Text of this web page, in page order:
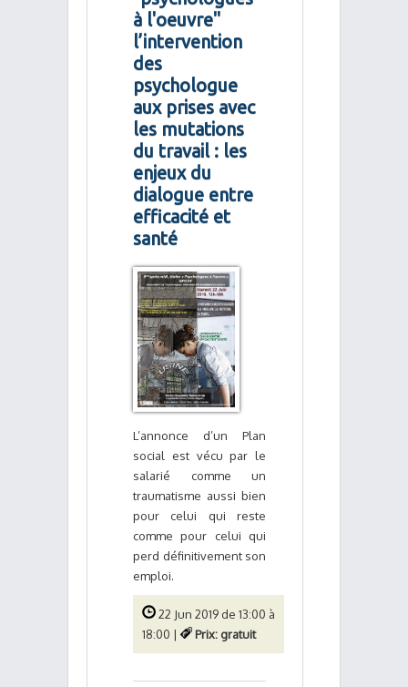
à l'oeuvre"
l’intervention
des
psychologue
aux prises avec
les mutations
du travail : les
enjeux du
dialogue entre
efficacité et
santé
L’annonce d’un Plan
social est vécu par le
salarié comme un
traumatisme aussi bien
pour celui qui reste
comme pour celui qui
perd définitivement son
emploi.
22 Jun 2019 de 13:00 à
18:00 |
Prix: gratuit